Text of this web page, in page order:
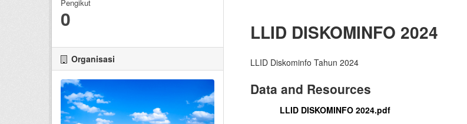
Pengikut
0
Organisasi
LLID DISKOMINFO 2024
LLID Diskominfo Tahun 2024
Data and Resources
LLID DISKOMINFO 2024.pdf